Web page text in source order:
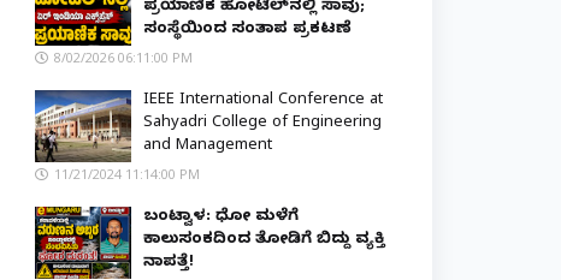
ಪ್ರಯಾಣಿಕ ಹೋಟೆಲ್‌ನಲ್ಲಿ ಸಾವು;
ಸಂಸ್ಥೆಯಿಂದ ಸಂತಾಪ ಪ್ರಕಟಣೆ
8/02/2026 06:11:00 PM
IEEE International Conference at
Sahyadri College of Engineering
and Management
11/21/2024 11:14:00 PM
ಬಂಟ್ವಾಳ: ಧೋ ಮಳೆಗೆ
ಕಾಲುಸಂಕದಿಂದ ತೋಡಿಗೆ ಬಿದ್ದು ವ್ಯಕ್ತಿ
ನಾಪತ್ತೆ!